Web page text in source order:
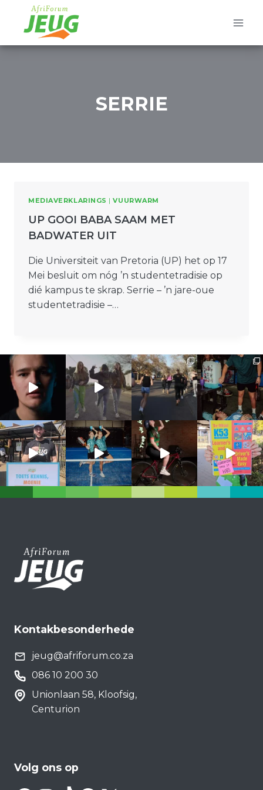
content
SERRIE
MEDIAVERKLARINGS |VUURWARM
UP GOOI BABA SAAM MET
BADWATER UIT
Die Universiteit van Pretoria (UP) het op 17
Mei besluit om nóg ’n studentetradisie op
dié kampus te skrap. Serrie – ’n jare-oue
studentetradisie –…
Kontakbesonderhede
jeug@afriforum.co.za
086 10 200 30
Unionlaan 58, Kloofsig,
Centurion
Volg ons op